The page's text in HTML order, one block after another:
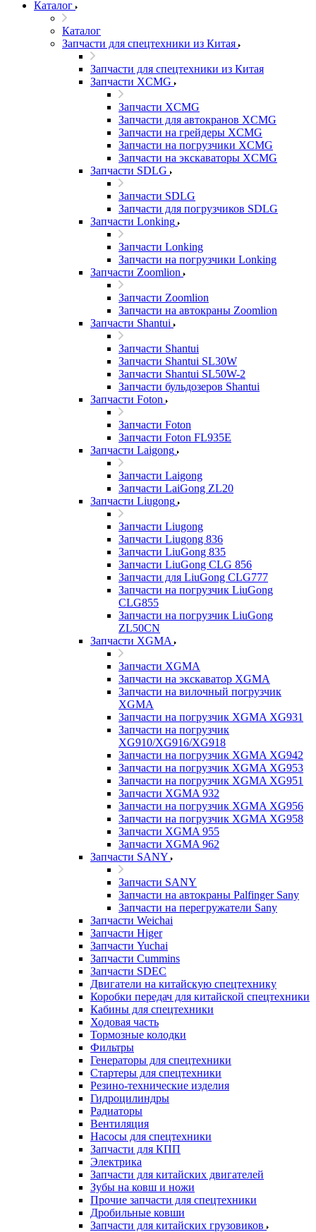
Каталог
Каталог
Запчасти для спецтехники из Китая
Запчасти для спецтехники из Китая
Запчасти XCMG
Запчасти XCMG
Запчасти для автокранов XCMG
Запчасти на грейдеры XCMG
Запчасти на погрузчики XCMG
Запчасти на экскаваторы XCMG
Запчасти SDLG
Запчасти SDLG
Запчасти для погрузчиков SDLG
Запчасти Lonking
Запчасти Lonking
Запчасти на погрузчики Lonking
Запчасти Zoomlion
Запчасти Zoomlion
Запчасти на автокраны Zoomlion
Запчасти Shantui
Запчасти Shantui
Запчасти Shantui SL30W
Запчасти Shantui SL50W-2
Запчасти бульдозеров Shantui
Запчасти Foton
Запчасти Foton
Запчасти Foton FL935E
Запчасти Laigong
Запчасти Laigong
Запчасти LaiGong ZL20
Запчасти Liugong
Запчасти Liugong
Запчасти Liugong 836
Запчасти LiuGong 835
Запчасти LiuGong CLG 856
Запчасти для LiuGong CLG777
Запчасти на погрузчик LiuGong
CLG855
Запчасти на погрузчик LiuGong
ZL50CN
Запчасти XGMA
Запчасти XGMA
Запчасти на экскаватор XGMA
Запчасти на вилочный погрузчик
XGMA
Запчасти на погрузчик XGMA XG931
Запчасти на погрузчик
XG910/XG916/XG918
Запчасти на погрузчик XGMA XG942
Запчасти на погрузчик XGMA XG953
Запчасти на погрузчик XGMA XG951
Запчасти XGMA 932
Запчасти на погрузчик XGMA XG956
Запчасти на погрузчик XGMA XG958
Запчасти XGMA 955
Запчасти XGMA 962
Запчасти SANY
Запчасти SANY
Запчасти на автокраны Palfinger Sany
Запчасти на перегружатели Sany
Запчасти Weichai
Запчасти Higer
Запчасти Yuchai
Запчасти Cummins
Запчасти SDEC
Двигатели на китайскую спецтехнику
Коробки передач для китайской спецтехники
Кабины для спецтехники
Ходовая часть
Тормозные колодки
Фильтры
Генераторы для спецтехники
Стартеры для спецтехники
Резино-технические изделия
Гидроцилиндры
Радиаторы
Вентиляция
Насосы для спецтехники
Запчасти для КПП
Электрика
Запчасти для китайских двигателей
Зубы на ковш и ножи
Прочие запчасти для спецтехники
Дробильные ковши
Запчасти для китайских грузовиков